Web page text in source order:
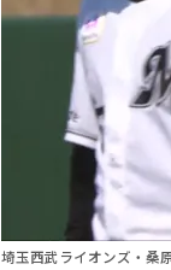
埼玉西武ライオンズ・桑